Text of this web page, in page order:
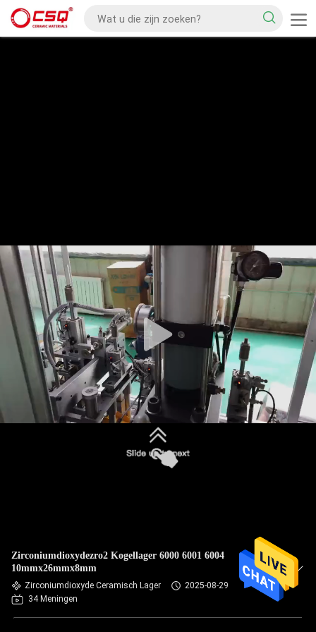
Zirconiumdioxydezro2 Kogellager 6000 6001 6004
10mmx26mmx8mm
Zirconiumdioxyde Ceramisch Lager
2025-08-29
34 Meningen